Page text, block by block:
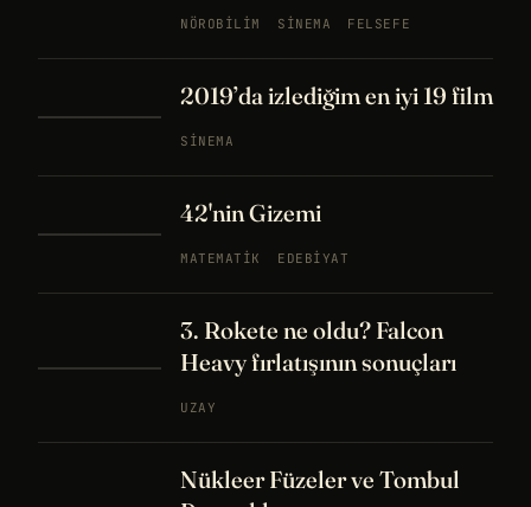
NÖROBILIM SINEMA FELSEFE
2019’da izlediğim en iyi 19 film
SINEMA
42'nin Gizemi
MATEMATIK EDEBIYAT
3. Rokete ne oldu? Falcon
Heavy fırlatışının sonuçları
UZAY
Nükleer Füzeler ve Tombul